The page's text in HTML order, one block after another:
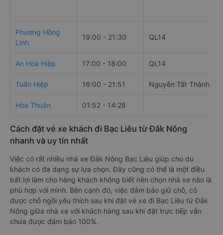
Phương Hồng
Linh
19:00 - 21:30 QL14
An Hoà Hiệp 17:00 - 18:00 QL14
Tuấn Hiệp 16:00 - 21:51 Nguyễn Tất Thành
Hòa Thuận 01:52 - 14:28
Cách đặt vé xe khách đi Bạc Liêu từ Đắk Nông
nhanh và uy tín nhất
Việc có rất nhiều nhà xe Đắk Nông Bạc Liêu giúp cho du
khách có đa dạng sự lựa chọn. Đây cũng có thể là một điều
bất lợi làm cho hàng khách không biết nên chọn nhà xe nào là
phù hợp với mình. Bên cạnh đó, việc đảm bảo giữ chỗ, có
được chỗ ngồi yêu thích sau khi đặt vé xe đi Bạc Liêu từ Đắk
Nông giữa nhà xe với khách hàng sau khi đặt trực tiếp vẫn
chưa được đảm bảo 100%.